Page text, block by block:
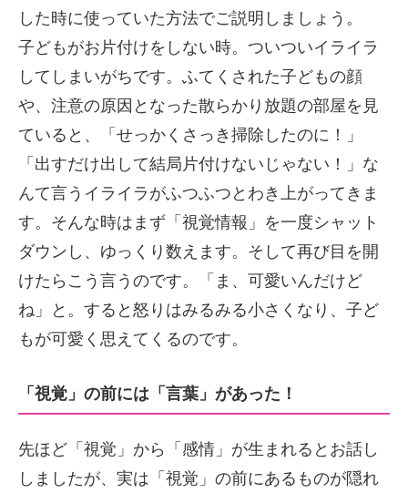
した時に使っていた方法でご説明しましょう。
子どもがお片付けをしない時。ついついイライラ
してしまいがちです。ふてくされた子どもの顔
や、注意の原因となった散らかり放題の部屋を見
ていると、「せっかくさっき掃除したのに！」
「出すだけ出して結局片付けないじゃない！」な
んて言うイライラがふつふつとわき上がってきま
す。そんな時はまず「視覚情報」を一度シャット
ダウンし、ゆっくり数えます。そして再び目を開
けたらこう言うのです。「ま、可愛いんだけど
ね」と。すると怒りはみるみる小さくなり、子ど
もが可愛く思えてくるのです。
「視覚」の前には「言葉」があった！
先ほど「視覚」から「感情」が生まれるとお話し
しましたが、実は「視覚」の前にあるものが隠れ